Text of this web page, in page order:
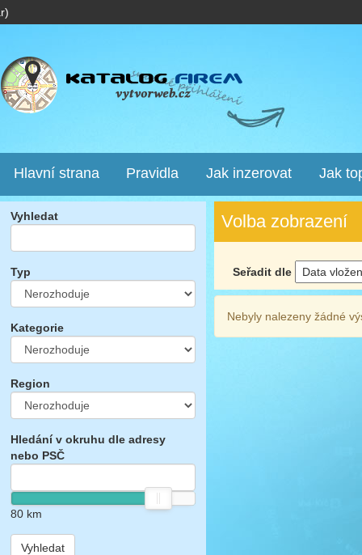
Hlavní strana Pravidla Jak inzerovat Jak
Vyhledat
Typ
Kategorie
Region
Hledání v okruhu dle adresy
nebo PSČ
80km
Vyhledat
Volba zobrazení
Seřadit dle
Nebyly nalezeny žádné